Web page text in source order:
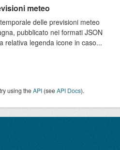
meteo
delle previsioni meteo
pubblicato nei formati JSON
relativa legenda icone in caso...
using theAPI (seeAPI Docs).